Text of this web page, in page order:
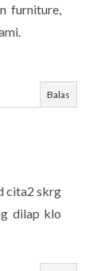
furniture,
Balas
cita2 skrg
dilap klo